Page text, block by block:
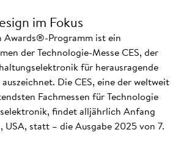
im Fokus
Awards®-Programm ist ein
der Technologie-Messe CES, der
für herausragende
Die CES, eine der weltweit
Fachmessen für Technologie
findet alljährlich Anfang
USA, statt – die Ausgabe 2025 von 7.